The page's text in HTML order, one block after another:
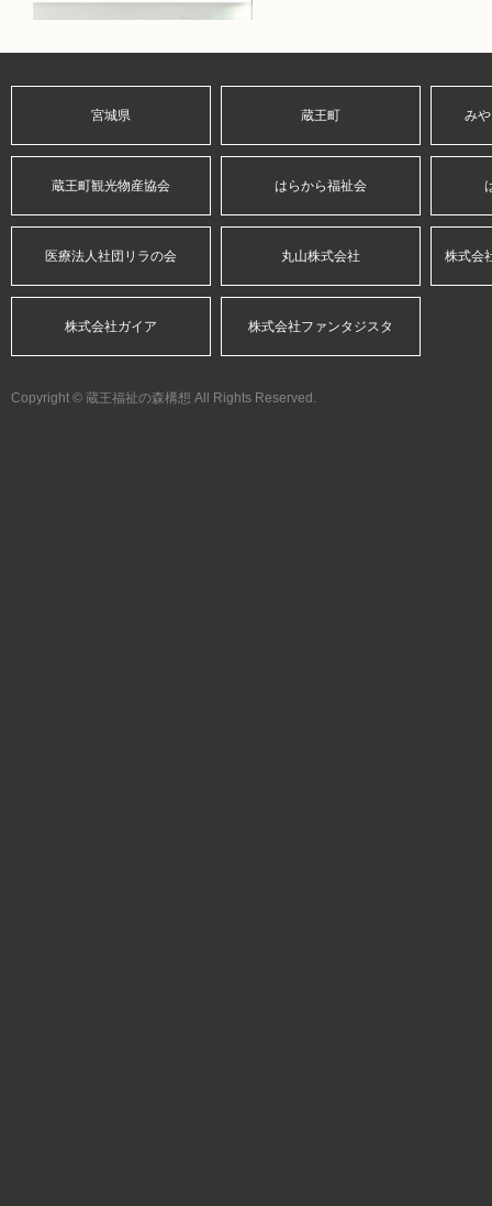
宮城県 蔵王町 み
蔵王町観光物産協会 はらから福祉会
医療法人社団リラの会 丸山株式会社 株式会
株式会社ガイア 株式会社ファンタジスタ
Copyright © 蔵王福祉の森構想 All Rights Reserved.